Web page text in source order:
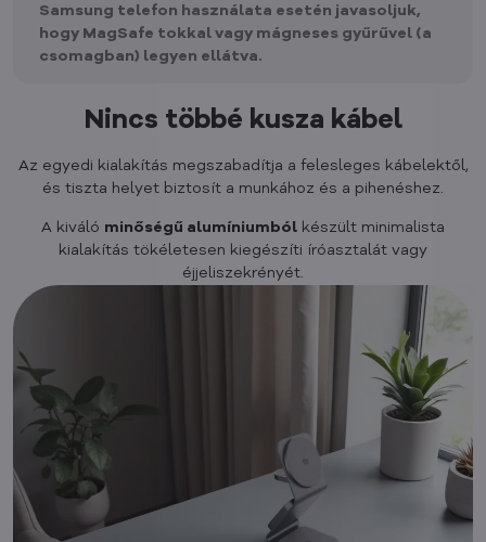
Samsung telefon használata esetén javasoljuk,
hogy MagSafe tokkal vagy mágneses gyűrűvel (a
csomagban) legyen ellátva.
Nincs többé kusza kábel
Az egyedi kialakítás megszabadítja a felesleges kábelektől,
és tiszta helyet biztosít a munkához és a pihenéshez.
A kiváló minőségű alumíniumból készült minimalista
kialakítás tökéletesen kiegészíti íróasztalát vagy
éjjeliszekrényét.